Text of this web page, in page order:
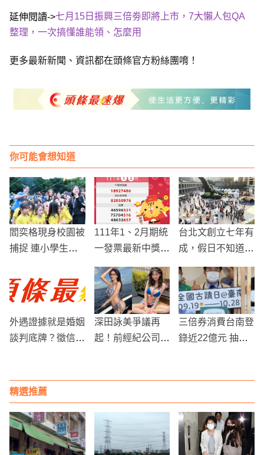
延伸閱讀->七月15日振興三倍劵即將上市，7大懶人包QA
整理，一次搞懂誰能領、怎麼用
更多最新新聞、資訊都在頭條官方粉絲團唷！
你可能會想知道
閻奕格現身校園被
捕捉 連小學生都
達成」
111年1、2月期統
一發票最新中獎號
台北文創立七年有
成，假日不知道去
驗當文青的感受
外遇證據就是婚姻
談判底牌？徵信社
深田詠美爭議再
起！前經紀公司指
三倍券消費台南登
錄近22億元 抽獎
精選推薦